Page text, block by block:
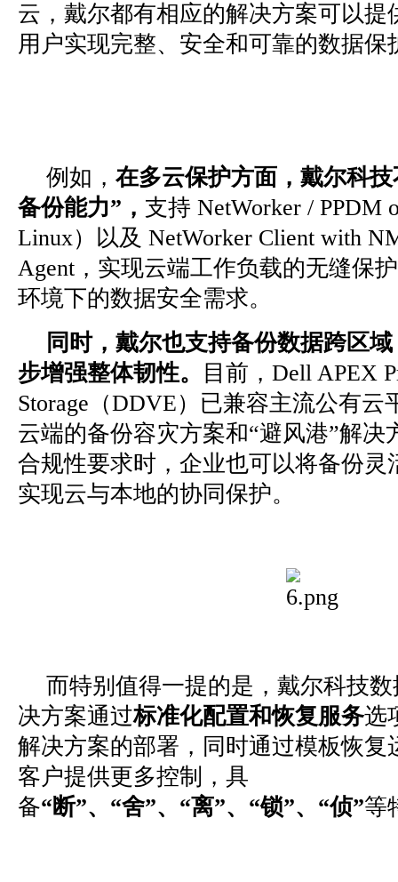
云，戴尔都有相应的解决方案可以提
用户实现完整、安全和可靠的数据保
例如， 在多云保护方面， 戴尔科
备份能力”， 支持 NetWorker / PPDM
Linux）以及 NetWorker Client with
Agent，实现云端工作负载的无缝保
环境下的数据安全需求。
同时，戴尔也支持备份数据跨区
步增强整体韧性。
目前，Dell APEX
Storage（DDVE）已兼容主流公有云
云端的备份容灾方案和“避风港”解决
合规性要求时，企业也可以将备份灵
实现云与本地的协同保护。
而特别值得一提的是，戴尔科技
决方案通过标准化配置和恢复服务选
解决方案的部署，同时通过模板恢复
客户提供更多控制，具
备“断”、“舍”、“离”、“锁”、“侦”等